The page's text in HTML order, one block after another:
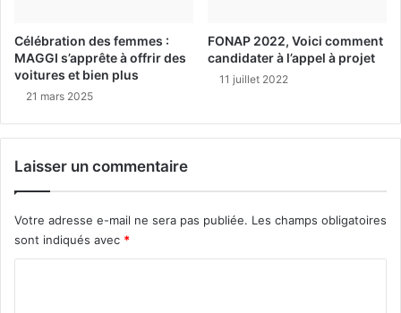
Célébration des femmes :
MAGGI s’apprête à offrir des
voitures et bien plus
21 mars 2025
FONAP 2022, Voici comment
candidater à l’appel à projet
11 juillet 2022
Laisser un commentaire
Votre adresse e-mail ne sera pas publiée. Les champs obligatoires
sont indiqués avec *